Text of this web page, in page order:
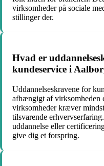
virksomheder på sociale
stillinger der.
Hvad er
kundeservice i
Uddannelseskravene for
afhængigt af virksomheden
virksomheder kræver
tilsvarende
uddannelse eller
give dig et forspring.